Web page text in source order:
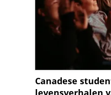
Canadese
levensverhalen